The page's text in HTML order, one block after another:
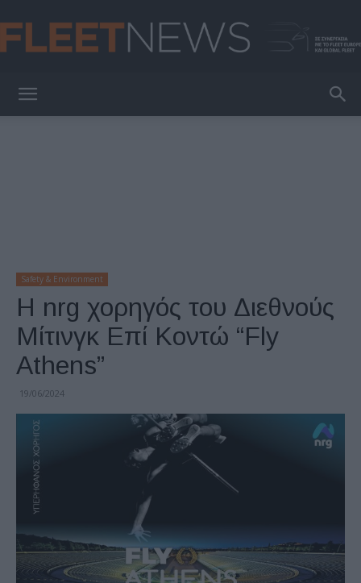
Safety & Environment
Η nrg χορηγός του Διεθνούς
Μίτινγκ Επί Κοντώ “Fly
Athens”
19/06/2024